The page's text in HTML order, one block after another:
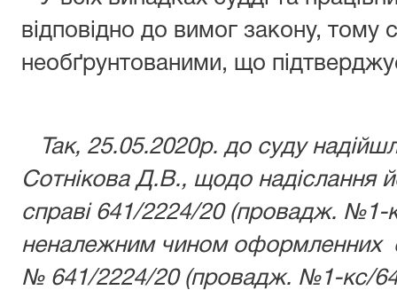
відповідно до вимог закону, тому
необґрунтованими, що
Так, 25.05.2020р. до суду
Сотнікова Д.В., щодо надіслання
справі 641/2224/20 (провадж.
неналежним чином оформленних
№ 641/2224/20 (провадж. №1-кс/